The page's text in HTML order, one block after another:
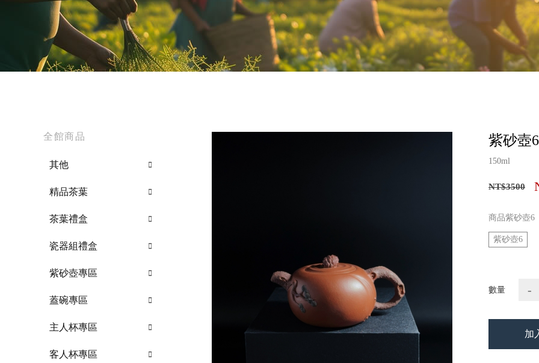
全館商品
其他
精品茶葉
茶葉禮盒
瓷器組禮盒
紫砂壺專區
蓋碗專區
主人杯專區
客人杯專區
紫砂壺6
150ml
NT$3500
商品紫砂壺6
紫砂壺6
數量 -
加